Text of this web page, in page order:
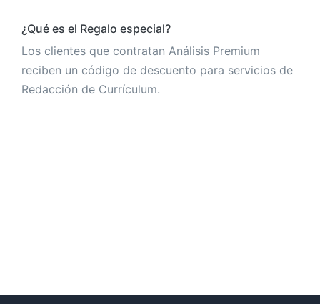
¿Qué es el Regalo especial?
Los clientes que contratan Análisis Premium
reciben un código de descuento para servicios de
Redacción de Currículum.